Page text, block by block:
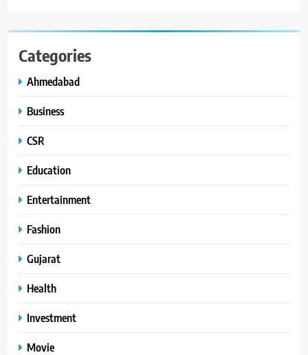
Categories
Ahmedabad
Business
CSR
Education
Entertainment
Fashion
Gujarat
Health
Investment
Movie